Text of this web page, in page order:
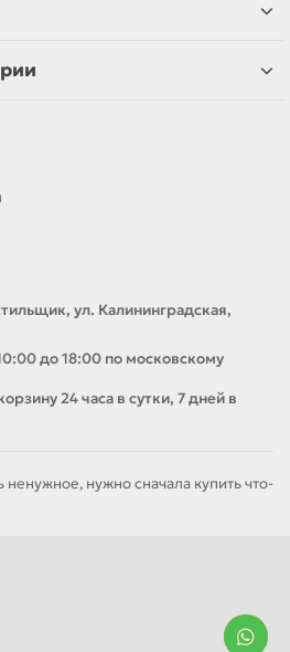
касторовое
кислота
гигиенические продукты.
что делает его продукцию
и медицинских
и гигиене без
ул. Калининградская,
до 18:00 по московскому
24 часа в сутки, 7 дней в
нужно сначала купить что-